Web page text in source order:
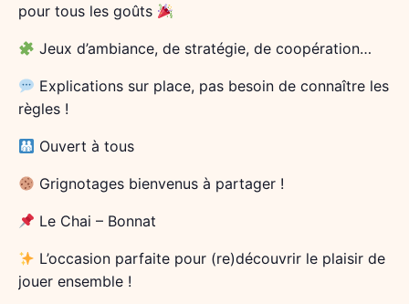
pour tous les goûts
Jeux d’ambiance, de stratégie, de coopération…
Explications sur place, pas besoin de connaître les
règles !
Ouvert à tous
Grignotages bienvenus à partager !
Le Chai – Bonnat
L’occasion parfaite pour (re)découvrir le plaisir de
jouer ensemble !